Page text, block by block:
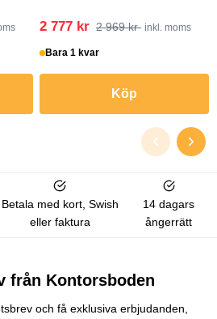
2 777 kr 2 969 kr inkl. moms
Bara 1 kvar
Köp
Betala med kort, Swish
eller faktura
14 dagars
ångerrätt
från Kontorsboden
och få exklusiva erbjudanden,